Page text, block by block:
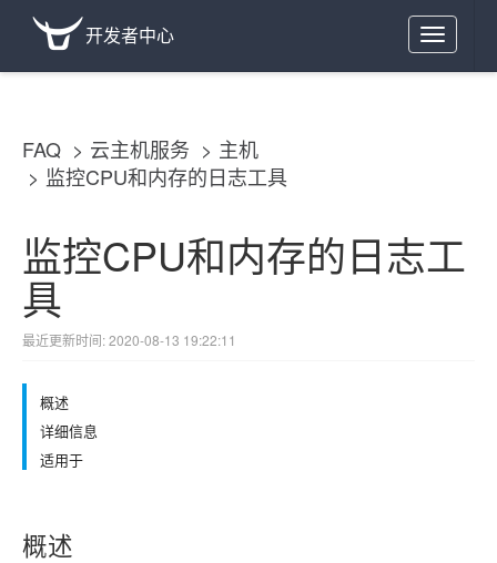
Toggle
navigation
开发者中心
FAQ 云主机服务
主机
监控CPU和内存的日志工具
监控CPU和内存的日志工
具
最近更新时间: 2020-08-13 19:22:11
概述
详细信息
适用于
概述